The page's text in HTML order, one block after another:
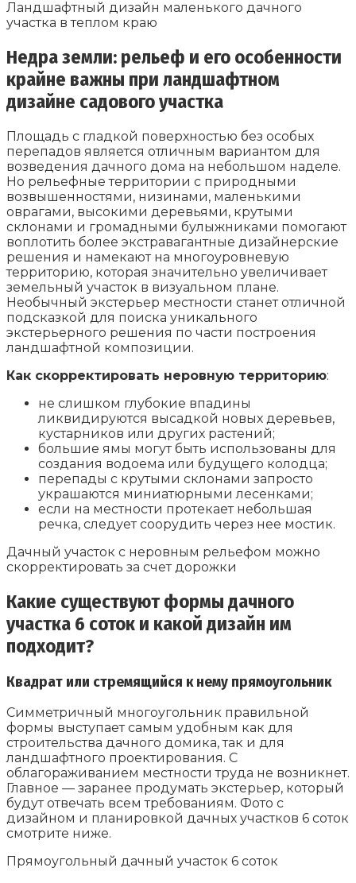
Ландшафтный дизайн маленького дачного
участка в теплом краю
Недра земли: рельеф и его особенности
крайне важны при ландшафтном
дизайне садового участка
Площадь с гладкой поверхностью без особых
перепадов является отличным вариантом для
возведения дачного дома на небольшом наделе.
Но рельефные территории с природными
возвышенностями, низинами, маленькими
оврагами, высокими деревьями, крутыми
склонами и громадными булыжниками помогают
воплотить более экстравагантные дизайнерские
решения и намекают на многоуровневую
территорию, которая значительно увеличивает
земельный участок в визуальном плане.
Необычный экстерьер местности станет отличной
подсказкой для поиска уникального
экстерьерного решения по части построения
ландшафтной композиции.
Как скорректировать неровную территорию:
не слишком глубокие впадины
ликвидируются высадкой новых деревьев,
кустарников или других растений;
большие ямы могут быть использованы для
создания водоема или будущего колодца;
перепады с крутыми склонами запросто
украшаются миниатюрными лесенками;
если на местности протекает небольшая
речка, следует соорудить через нее мостик.
Дачный участок с неровным рельефом можно
скорректировать за счет дорожки
Какие существуют формы дачного
участка 6 соток и какой дизайн им
подходит?
Квадрат или стремящийся к нему прямоугольник
Симметричный многоугольник правильной
формы выступает самым удобным как для
строительства дачного домика, так и для
ландшафтного проектирования. С
облагораживанием местности труда не возникнет.
Главное — заранее продумать экстерьер, который
будут отвечать всем требованиям. Фото с
дизайном и планировкой дачных участков 6 соток
смотрите ниже.
Прямоугольный дачный участок 6 соток